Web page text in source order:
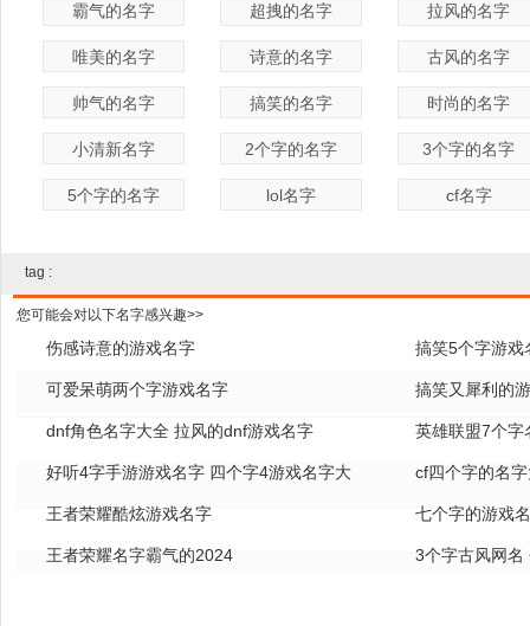
霸气的名字 超拽的名字 拉风的名字
唯美的名字 诗意的名字 古风的名字
帅气的名字 搞笑的名字 时尚的名字
小清新名字 2个字的名字 3个字的名字
5个字的名字 lol名字 cf名字
tag :
您可能会对以下名字感兴趣>>
伤感诗意的游戏名字 搞笑5个字游戏
可爱呆萌两个字游戏名字 搞笑又犀利的
dnf角色名字大全 拉风的dnf游戏名字 英雄联盟7个字
好听4字手游游戏名字 四个字4游戏名字大
全
cf四个字的名
王者荣耀酷炫游戏名字 七个字的游戏
王者荣耀名字霸气的2024 3个字古风网名